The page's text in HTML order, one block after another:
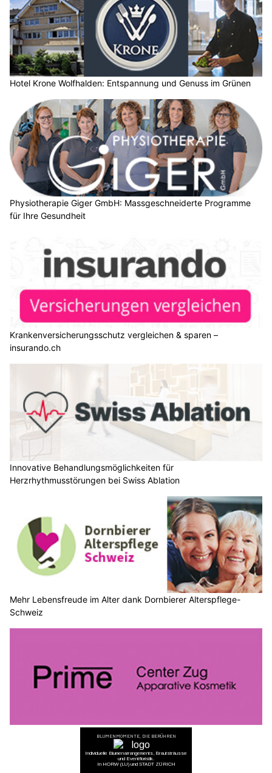
Hotel Krone Wolfhalden: Entspannung und Genuss im Grünen
Physiotherapie Giger GmbH: Massgeschneiderte Programme
für Ihre Gesundheit
Krankenversicherungsschutz vergleichen & sparen –
insurando.ch
Innovative Behandlungsmöglichkeiten für
Herzrhythmusstörungen bei Swiss Ablation
Mehr Lebensfreude im Alter dank Dornbierer Alterspflege-
Schweiz
Prime Center Zug: Ihr Institut für dauerhafte Haarentfernung